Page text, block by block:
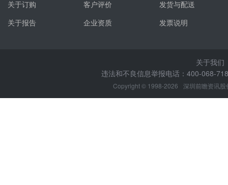
关于订购
关于报告
客户评价
企业资质
发货与配送
发票说明
关于我们
违法和不良信息举报电话：400-068-
Copyright © 1998-2026 深圳前瞻资讯股